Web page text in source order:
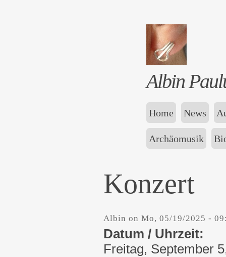
Albin
Home News
Archäomusik
Konzert
Albin onMo, 05/19/2025 -
Datum / Uhrzeit:
Freitag, September